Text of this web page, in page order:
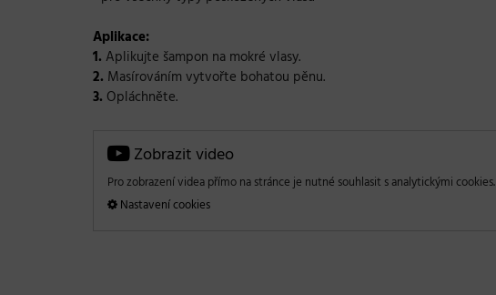
Aplikace:
1. Aplikujte šampon na mokré vlasy.
2. Masírováním vytvořte bohatou pěnu.
3. Opláchněte.
Zobrazit video
Pro zobrazení videa přímo na stránce je nutné souhlasit s analytickými cookies.
Nastavení cookies